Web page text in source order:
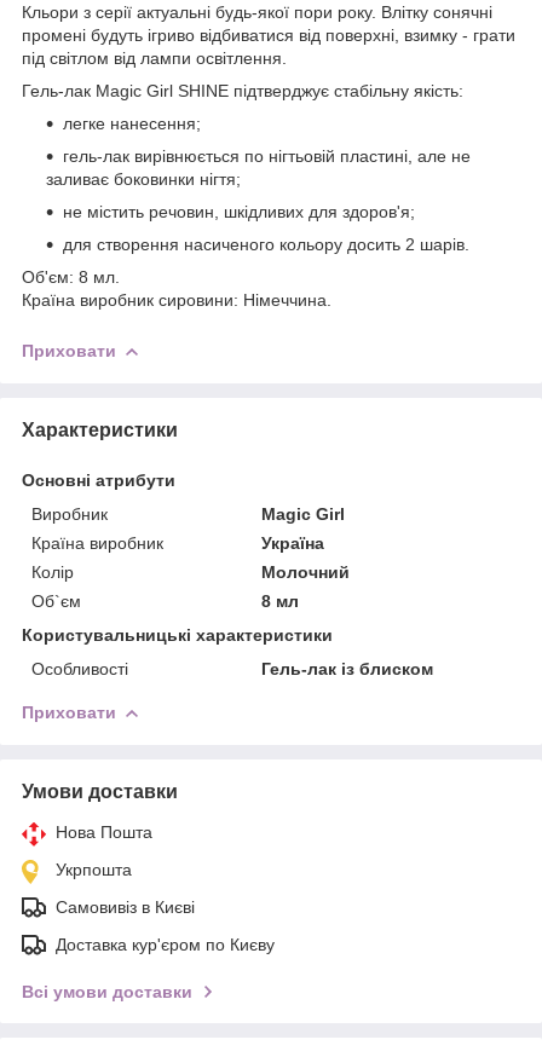
Кльори з серії актуальні будь-якої пори року. Влітку сонячні
промені будуть ігриво відбиватися від поверхні, взимку - грати
під світлом від лампи освітлення.
Гель-лак Magic Girl SHINE підтверджує стабільну якість:
легке нанесення;
гель-лак вирівнюється по нігтьовій пластині, але не
заливає боковинки нігтя;
не містить речовин, шкідливих для здоров'я;
для створення насиченого кольору досить 2 шарів.
Об'єм: 8 мл.
Країна виробник сировини: Німеччина.
Приховати
Характеристики
Основні атрибути
Виробник
Magic Girl
Країна виробник
Україна
Колір
Молочний
Об`єм
8 мл
Користувальницькі характеристики
Особливості
Гель-лак із блиском
Приховати
Умови доставки
Нова Пошта
Укрпошта
Самовивіз в Києві
Доставка кур'єром по Києву
Всі умови доставки